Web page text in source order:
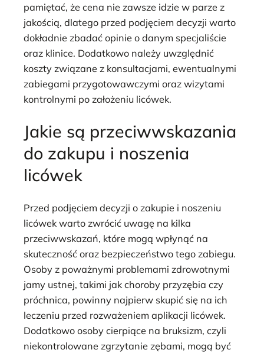
pamiętać, że cena nie zawsze idzie w parze z
jakością, dlatego przed podjęciem decyzji warto
dokładnie zbadać opinie o danym specjaliście
oraz klinice. Dodatkowo należy uwzględnić
koszty związane z konsultacjami, ewentualnymi
zabiegami przygotowawczymi oraz wizytami
kontrolnymi po założeniu licówek.
Jakie są przeciwwskazania
do zakupu i noszenia
licówek
Przed podjęciem decyzji o zakupie i noszeniu
licówek warto zwrócić uwagę na kilka
przeciwwskazań, które mogą wpłynąć na
skuteczność oraz bezpieczeństwo tego zabiegu.
Osoby z poważnymi problemami zdrowotnymi
jamy ustnej, takimi jak choroby przyzębia czy
próchnica, powinny najpierw skupić się na ich
leczeniu przed rozważeniem aplikacji licówek.
Dodatkowo osoby cierpiące na bruksizm, czyli
niekontrolowane zgrzytanie zębami, mogą być